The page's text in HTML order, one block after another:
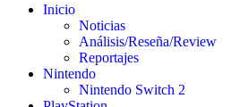
Inicio
Noticias
Análisis/Reseña/Review
Reportajes
Nintendo
Nintendo Switch 2